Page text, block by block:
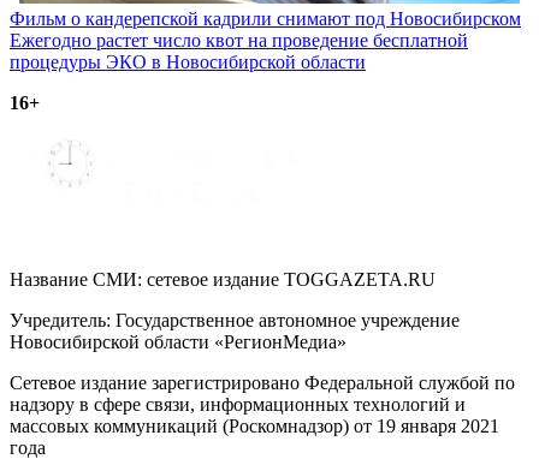
Навигация
по
Фильм о кандерепской кадрили снимают под Новосибирском
Ежегодно растет число квот на проведение бесплатной
процедуры ЭКО в Новосибирской области
16+
Название СМИ: cетевое издание TOGGAZETA.RU
Учредитель: Государственное автономное учреждение
Новосибирской области «РегионМедиа»
Сетевое издание зарегистрировано Федеральной службой по
надзору в сфере связи, информационных технологий и
массовых коммуникаций (Роскомнадзор) от 19 января 2021
года